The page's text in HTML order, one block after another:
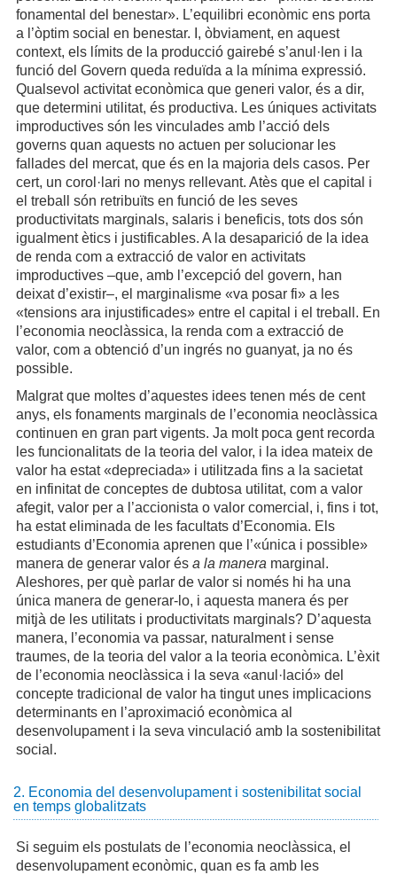
fonamental del benestar». L’equilibri econòmic ens porta
a l’òptim social en benestar. I, òbviament, en aquest
context, els límits de la producció gairebé s’anul·len i la
funció del Govern queda reduïda a la mínima expressió.
Qualsevol activitat econòmica que generi valor, és a dir,
que determini utilitat, és productiva. Les úniques activitats
improductives són les vinculades amb l’acció dels
governs quan aquests no actuen per solucionar les
fallades del mercat, que és en la majoria dels casos. Per
cert, un corol·lari no menys rellevant. Atès que el capital i
el treball són retribuïts en funció de les seves
productivitats marginals, salaris i beneficis, tots dos són
igualment ètics i justificables. A la desaparició de la idea
de renda com a extracció de valor en activitats
improductives –que, amb l’excepció del govern, han
deixat d’existir–, el marginalisme «va posar fi» a les
«tensions ara injustificades» entre el capital i el treball. En
l’economia neoclàssica, la renda com a extracció de
valor, com a obtenció d’un ingrés no guanyat, ja no és
possible.
Malgrat que moltes d’aquestes idees tenen més de cent
anys, els fonaments marginals de l’economia neoclàssica
continuen en gran part vigents. Ja molt poca gent recorda
les funcionalitats de la teoria del valor, i la idea mateix de
valor ha estat «depreciada» i utilitzada fins a la sacietat
en infinitat de conceptes de dubtosa utilitat, com a valor
afegit, valor per a l’accionista o valor comercial, i, fins i tot,
ha estat eliminada de les facultats d’Economia. Els
estudiants d’Economia aprenen que l’«única i possible»
manera de generar valor és a la manera marginal.
Aleshores, per què parlar de valor si només hi ha una
única manera de generar-lo, i aquesta manera és per
mitjà de les utilitats i productivitats marginals? D’aquesta
manera, l’economia va passar, naturalment i sense
traumes, de la teoria del valor a la teoria econòmica. L’èxit
de l’economia neoclàssica i la seva «anul·lació» del
concepte tradicional de valor ha tingut unes implicacions
determinants en l’aproximació econòmica al
desenvolupament i la seva vinculació amb la sostenibilitat
social.
2. Economia del desenvolupament i sostenibilitat social
en temps globalitzats
Si seguim els postulats de l’economia neoclàssica, el
desenvolupament econòmic, quan es fa amb les